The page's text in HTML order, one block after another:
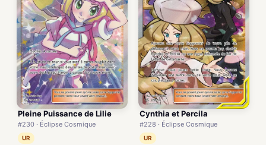
Pleine Puissance de Lilie
#230 · Éclipse Cosmique
UR
Cynthia et Percila
#228 · Éclipse Cosmique
UR